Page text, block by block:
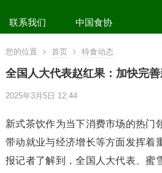
联系我们
中国食协
您的位置 首页 特食动态
全国人大代表赵红果：加快完
2025年3月5日 12:44
新式茶饮作为当下消费市场的热门
带动就业与经济增长等方面发挥着
报记者了解到，全国人大代表、蜜